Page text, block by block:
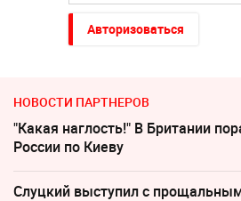
Авторизоваться
НОВОСТИ ПАРТНЕРОВ
"Какая наглость!" В Британии
России по Киеву
Слуцкий выступил с